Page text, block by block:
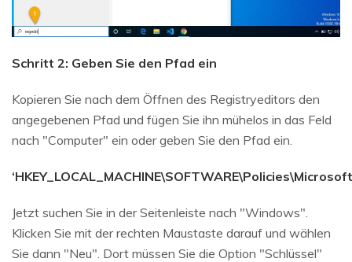
Schritt 2: Geben Sie den Pfad ein
Kopieren Sie nach dem Öffnen des Registryeditors den
angegebenen Pfad und fügen Sie ihn mühelos in das Feld
nach "Computer" ein oder geben Sie den Pfad ein.
Jetzt suchen Sie in der Seitenleiste nach "Windows".
Klicken Sie mit der rechten Maustaste darauf und wählen
Sie dann "Neu". Dort müssen Sie die Option "Schlüssel"